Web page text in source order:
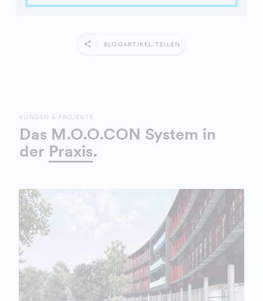
BLOGARTIKEL TEILEN
KUNDEN & PROJEKTE
Das M.O.O.CON System in
der Praxis.